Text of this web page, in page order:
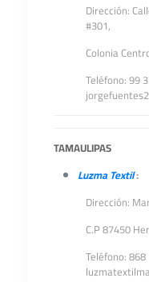
Dirección:
#301,
Colonia
Teléfono: 99
TAMAULIPAS
Luzma Textil:
Dirección:
C.P 87450
Teléfono: